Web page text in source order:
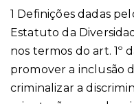
1 Definições dadas
Estatuto da
nos termos do art. 1º
promover a inclusão
criminalizar a